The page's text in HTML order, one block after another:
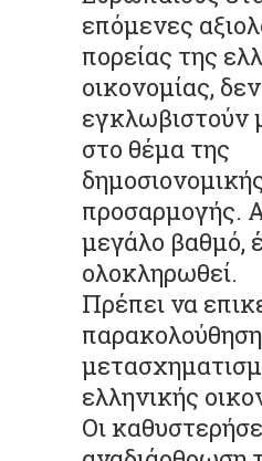
επόμενες
πορείας της
οικονομίας,
εγκλωβιστούν
στο θέμα της
προσαρμογής.
μεγάλο βαθμό,
ολοκληρωθεί.
Πρέπει να
ελληνικής
Οι